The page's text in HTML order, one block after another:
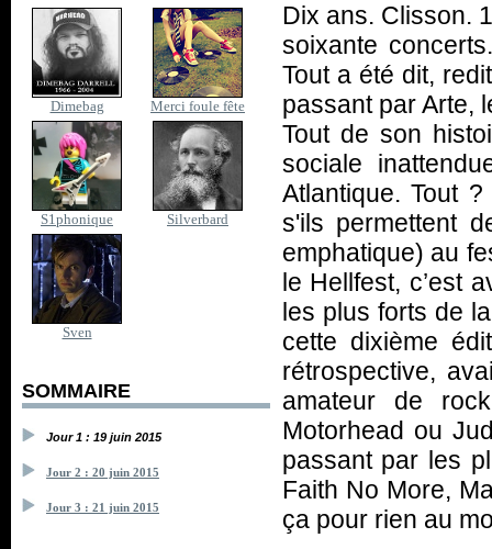
Dimebag Merci foule fête
S1phonique Silverbard
Sven
SOMMAIRE
Jour 1 : 19 juin 2015
Jour 2 : 20 juin 2015
Jour 3 : 21 juin 2015
Dix ans. Clisson.
soixante
Tout a été dit,
passant par Arte,
Tout de son
sociale
Atlantique. Tout
s'ils permettent
emphatique) au
le Hellfest, c’est
les plus forts de
cette dixième
rétrospective,
amateur de
Motorhead ou
passant par les
Faith No More,
ça pour rien au